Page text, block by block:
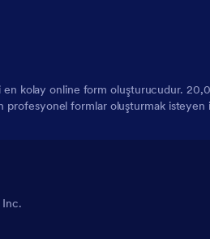
en kolay online form oluşturucudur.
profesyonel formlar oluşturmak isteyen